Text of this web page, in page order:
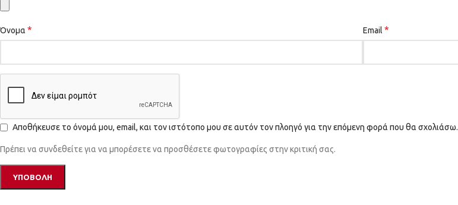
Όνομα * Email *
Αποθήκευσε το όνομά μου, email, και τον ιστότοπο μου σε αυτόν τον πλοηγό για την επόμενη φορά που θα σχολιάσω.
Πρέπει να συνδεθείτε για να μπορέσετε να προσθέσετε φωτογραφίες στην κριτική σας.